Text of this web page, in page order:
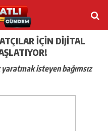
IÇIN DIJITAL
isteyen bağımsız